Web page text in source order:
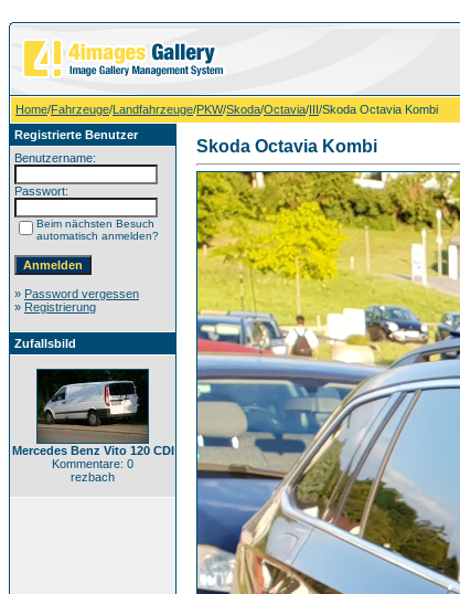
Home/Fahrzeuge/Landfahrzeuge/PKW/Skoda/Octavia/III/Skoda Octavia Kombi
Registrierte Benutzer
Benutzername:
Passwort:
Beim nächsten Besuch
automatisch anmelden?
» Password vergessen
» Registrierung
Zufallsbild
Mercedes Benz Vito 120 CDI
Kommentare: 0
rezbach
Skoda Octavia Kombi